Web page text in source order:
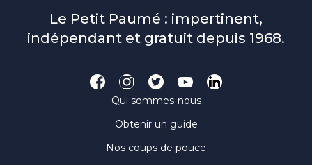
Le Petit Paumé : impertinent,
indépendant et gratuit depuis 1968.
Qui sommes-nous
Obtenir un guide
Nos coups de pouce